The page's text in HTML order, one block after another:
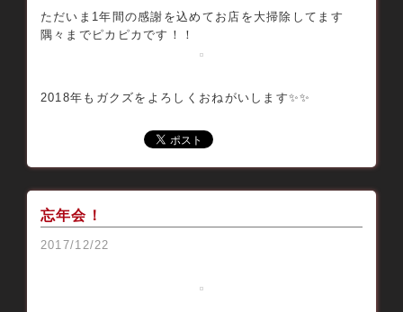
ただいま1年間の感謝を込めてお店を大掃除してます
隅々までピカピカです！！
2018年もガクズをよろしくおねがいします✨✨
忘年会！
2017/12/22